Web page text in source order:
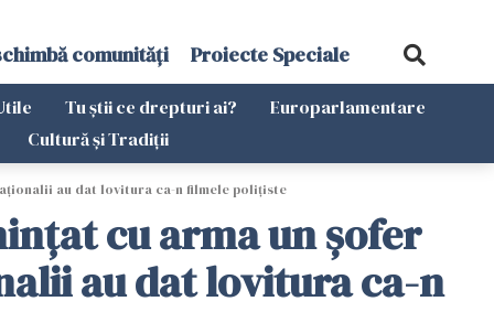
comunități Proiecte Speciale
Tu știi ce drepturi ai?
Europarlamentare
Cultură și Tradiții
au dat lovitura ca-n filmele polițiste
cu arma un șofer
au dat lovitura ca-n